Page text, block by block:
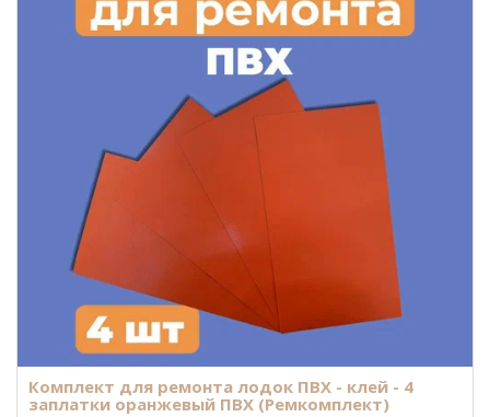
Комплект для ремонта лодок ПВХ - клей - 4
заплатки оранжевый ПВХ (Ремкомплект)